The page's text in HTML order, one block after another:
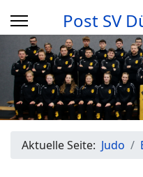
Post SV
Aktuelle Seite: Judo